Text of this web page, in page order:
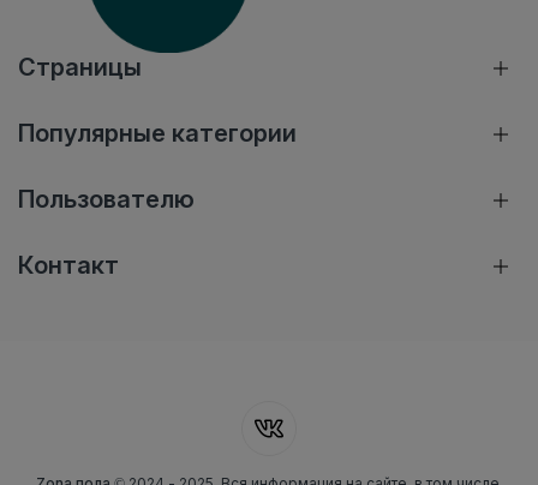
Страницы
Популярные категории
Пользователю
Контакт